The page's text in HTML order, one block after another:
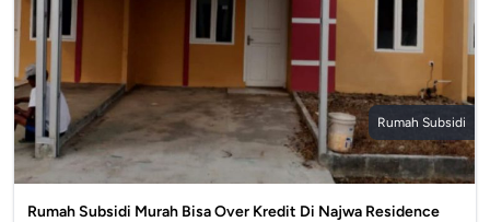
Rumah Subsidi
Rumah Subsidi Murah Bisa Over Kredit Di Najwa Residence